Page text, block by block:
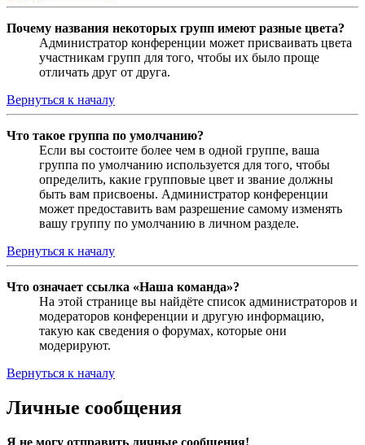
Почему названия некоторых групп имеют разные цвета?
Администратор конференции может присваивать цвета
участникам групп для того, чтобы их было проще
отличать друг от друга.
Вернуться к началу
Что такое группа по умолчанию?
Если вы состоите более чем в одной группе, ваша
группа по умолчанию используется для того, чтобы
определить, какие групповые цвет и звание должны
быть вам присвоены. Администратор конференции
может предоставить вам разрешение самому изменять
вашу группу по умолчанию в личном разделе.
Вернуться к началу
Что означает ссылка «Наша команда»?
На этой странице вы найдёте список администраторов и
модераторов конференции и другую информацию,
такую как сведения о форумах, которые они
модерируют.
Вернуться к началу
Личные сообщения
Я не могу отправить личные сообщения!